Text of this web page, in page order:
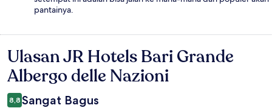
pantainya.
Ulasan
Ulasan JR Hotels Bari Grande
Albergo delle Nazioni
8,8 Sangat Bagus